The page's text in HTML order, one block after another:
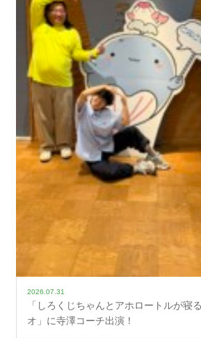
2026.07.31
「しろくじちゃんとアホロートルが寝
オ」に寺澤コーチ出演！